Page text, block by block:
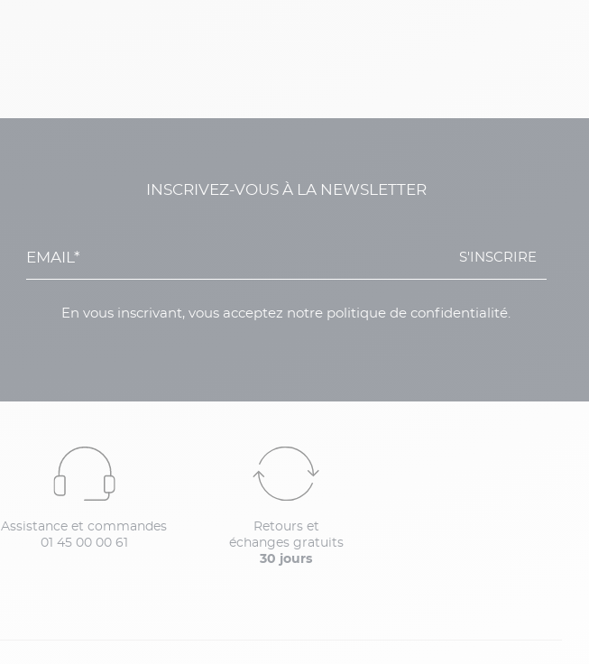
INSCRIVEZ-VOUS À LA NEWSLETTER
S'INSCRIRE
En vous inscrivant, vous acceptez notre politique de confidentialité.
Assistance et commandes
01 45 00 00 61
Retours et
échanges gratuits
30 jours